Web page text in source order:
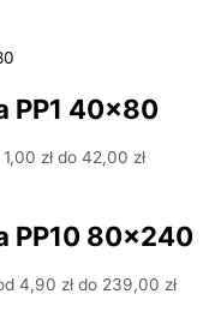
PP1 40×80
zł do 42,00 zł
PP10 80×240
4,90 zł do 239,00 zł